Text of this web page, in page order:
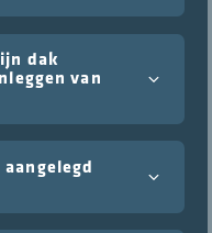
dak
van